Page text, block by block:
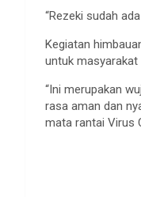
“Rezeki sudah
Kegiatan
untuk masyarakat
“Ini merupakan
rasa aman dan
mata rantai Virus